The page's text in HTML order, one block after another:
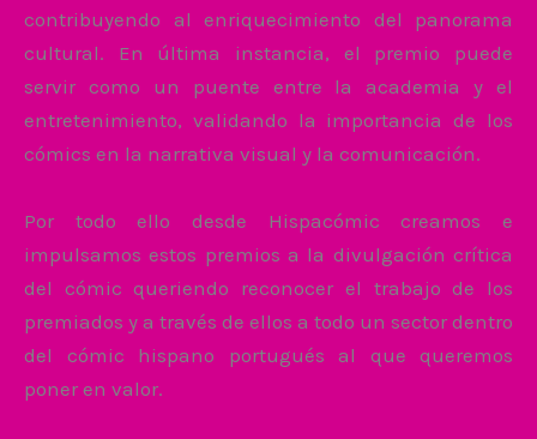
contribuyendo al enriquecimiento del panorama
cultural. En última instancia, el premio puede
servir como un puente entre la academia y el
entretenimiento, validando la importancia de los
cómics en la narrativa visual y la comunicación.
Por todo ello desde Hispacómic creamos e
impulsamos estos premios a la divulgación crítica
del cómic queriendo reconocer el trabajo de los
premiados y a través de ellos a todo un sector dentro
del cómic hispano portugués al que queremos
poner en valor.